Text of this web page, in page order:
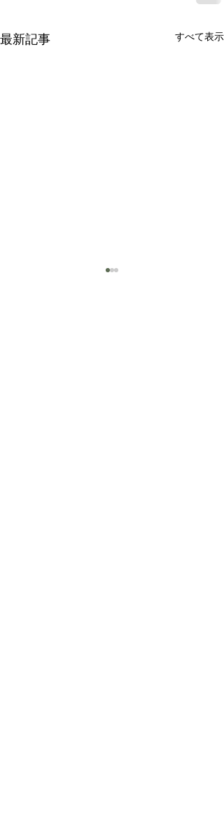
最新記事 すべて表示